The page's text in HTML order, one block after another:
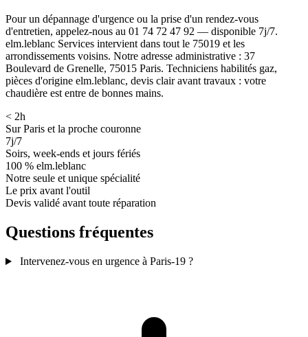
Pour un dépannage d'urgence ou la prise d'un rendez-vous
d'entretien, appelez-nous au 01 74 72 47 92 — disponible 7j/7.
elm.leblanc Services intervient dans tout le 75019 et les
arrondissements voisins. Notre adresse administrative : 37
Boulevard de Grenelle, 75015 Paris. Techniciens habilités gaz,
pièces d'origine elm.leblanc, devis clair avant travaux : votre
chaudière est entre de bonnes mains.
< 2h
Sur Paris et la proche couronne
7j/7
Soirs, week-ends et jours fériés
100 % elm.leblanc
Notre seule et unique spécialité
Le prix avant l'outil
Devis validé avant toute réparation
Questions fréquentes
Intervenez-vous en urgence à Paris-19 ?